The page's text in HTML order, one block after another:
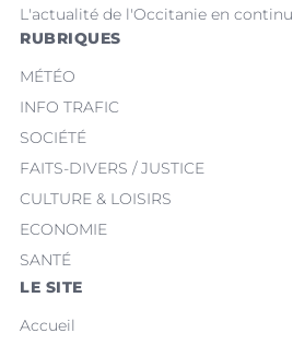
L'actualité de l'Occitanie en continu
RUBRIQUES
MÉTÉO
INFO TRAFIC
SOCIÉTÉ
FAITS-DIVERS / JUSTICE
CULTURE & LOISIRS
ECONOMIE
SANTÉ
LE SITE
Accueil